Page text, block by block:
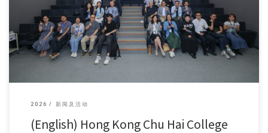
对不起，此内容只适用 […]
2026 新闻及活动
(English) Hong Kong Chu Hai College